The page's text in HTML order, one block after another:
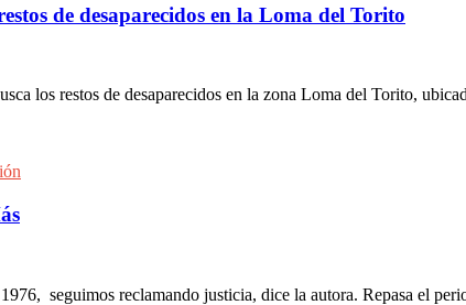
de desaparecidos en la Loma del Torito
los restos de desaparecidos en la zona Loma del Torito,
seguimos reclamando justicia, dice la autora. Repasa el